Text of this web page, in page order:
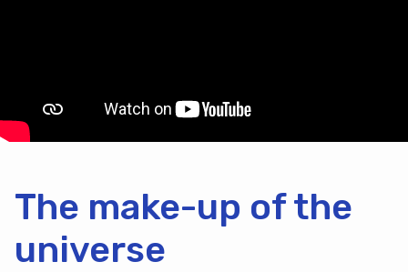
The make-up of the
universe